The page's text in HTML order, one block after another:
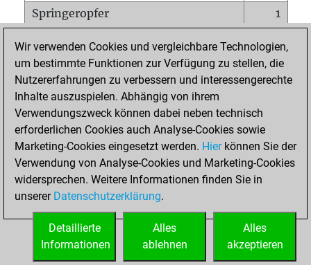
Springeropfer
1
Matt auf vollem Brett
0
Bauer setzt Matt
0
Erstickte Matts
Unterverwandlungen
Türme auf der siebten
0
STARTSEITE
Wir verwenden Cookies und vergleichbare Technologien,
um bestimmte Funktionen zur Verfügung zu stellen, die
Nutzererfahrungen zu verbessern und interessengerechte
Inhalte auszuspielen. Abhängig von ihrem
Verwendungszweck können dabei neben technisch
erforderlichen Cookies auch Analyse-Cookies sowie
Marketing-Cookies eingesetzt werden. Hierkönnen Sie der
Verwendung von Analyse-Cookies und Marketing-Cookies
widersprechen. Weitere Informationen finden Sie in
unserer Datenschutzerklärung.
Alles
akzeptieren
Alles
ablehnen
Detaillierte
Informationen